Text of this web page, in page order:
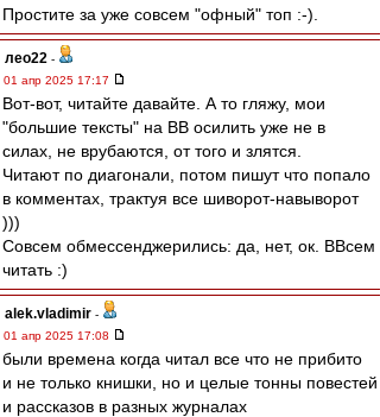
Простите за уже совсем "офный" топ :-).
лео22 -
01 апр 2025 17:17
Вот-вот, читайте давайте. А то гляжу, мои
"большие тексты" на ВВ осилить уже не в
силах, не врубаются, от того и злятся.
Читают по диагонали, потом пишут что попало
в комментах, трактуя все шиворот-навыворот
)))
Совсем обмессенджерились: да, нет, ок. ВВсем
читать :)
alek.vladimir -
01 апр 2025 17:08
были времена когда читал все что не прибито
и не только книшки, но и целые тонны повестей
и рассказов в разных журналах